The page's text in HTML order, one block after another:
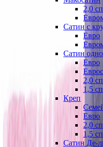
2,0
Сатин с
Евро
Сатин
Евро
2,0
1,5
Креп
Евро
2,0
1,5
Сатин Де-